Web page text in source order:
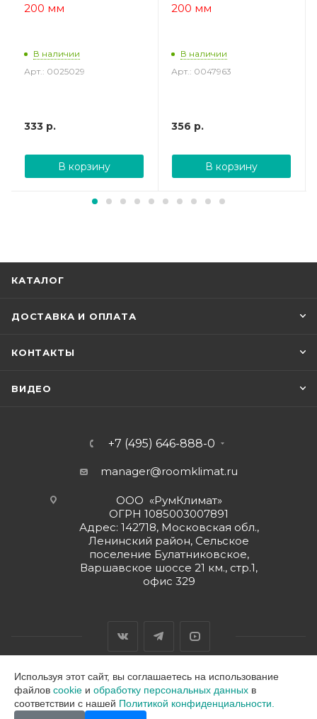
200 мм
В наличии
Арт.: 0025029
333 р.
В корзину
200 мм
В наличии
Арт.: 0047963
356 р.
В корзину
КАТАЛОГ
ДОСТАВКА И ОПЛАТА
КОНТАКТЫ
ВИДЕО
+7 (495) 646-888-0
manager@roomklimat.ru
ООО «РумКлимат»
ОГРН 1085003007891
Адрес: 142718, Московская обл.,
Ленинский район, Сельское
поселение Булатниковское,
Варшавское шоссе 21 км., стр.1,
офис 329
2026 © ООО "РумКлимат"
Используя этот сайт, вы соглашаетесь на использование
файлов cookie и обработку персональных данных в
соответствии с нашей Политикой конфиденциальности.